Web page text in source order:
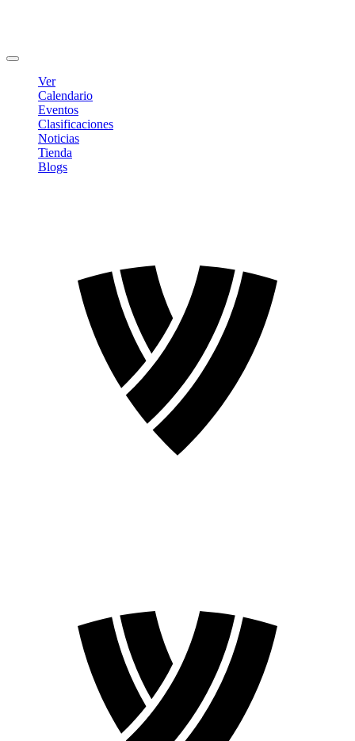
Ver
Calendario
Eventos
Clasificaciones
Noticias
Tienda
Blogs